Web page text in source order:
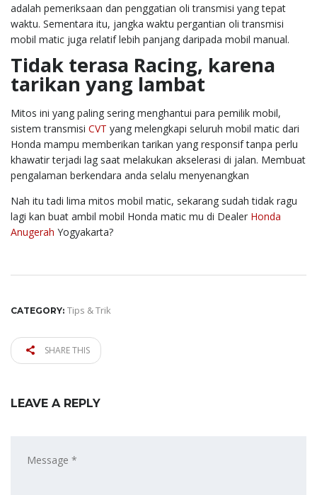
adalah pemeriksaan dan penggatian oli transmisi yang tepat
waktu. Sementara itu, jangka waktu pergantian oli transmisi
mobil matic juga relatif lebih panjang daripada mobil manual.
Tidak terasa Racing, karena
tarikan yang lambat
Mitos ini yang paling sering menghantui para pemilik mobil,
sistem transmisi CVT yang melengkapi seluruh mobil matic dari
Honda mampu memberikan tarikan yang responsif tanpa perlu
khawatir terjadi lag saat melakukan akselerasi di jalan. Membuat
pengalaman berkendara anda selalu menyenangkan
Nah itu tadi lima mitos mobil matic, sekarang sudah tidak ragu
lagi kan buat ambil mobil Honda matic mu di Dealer Honda
Anugerah Yogyakarta?
CATEGORY: Tips & Trik
SHARE THIS
LEAVE A REPLY